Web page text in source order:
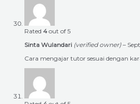
Rated 4 out of 5
Sinta Wulandari (verified owner) –
Cara mengajar tutor sesuai dengan